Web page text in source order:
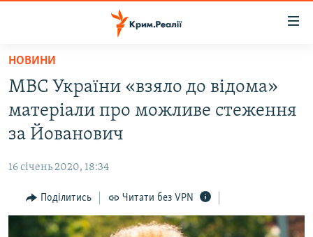
Перейти
основного
матеріалу
Перейти
до
основної
Перейти
до
пошуку
ВОДА.КРИМ
ВІДЕО ТА ФОТО
БЛОГИ
ПОГЛЯД
ІНТЕРВ'Ю
НОВИНИ
МВС України «взяло до відома»
матеріали про можливе стеження
за Йованович
16 січень 2020, 18:34
Поділитись Читати без VPN